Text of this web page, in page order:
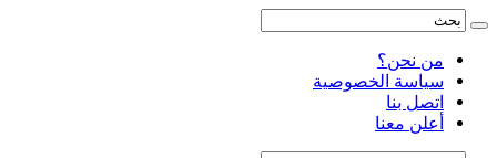
من نحن؟
سياسة الخصوصية
اتصل بنا
أعلن معنا